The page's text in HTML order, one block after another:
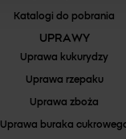
Katalogi do pobrania
UPRAWY
Uprawa kukurydzy
Uprawa rzepaku
Uprawa zboża
Uprawa buraka